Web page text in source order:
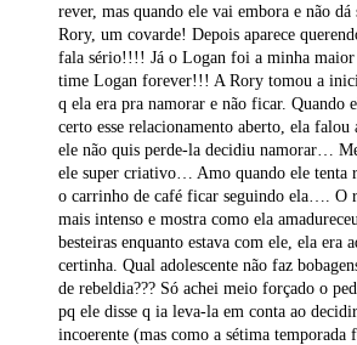
rever, mas quando ele vai embora e não dá
Rory, um covarde! Depois aparece
fala sério!!!! Já o Logan foi a minha maior
time Logan forever!!! A Rory tomou a
q ela era pra namorar e não ficar. Quando
certo esse relacionamento aberto, ela falou
ele não quis perde-la decidiu namorar…
ele super criativo… Amo quando ele tenta
o carrinho de café ficar seguindo ela…. O
mais intenso e mostra como ela
besteiras enquanto estava com ele, ela era
certinha. Qual adolescente não faz
de rebeldia??? Só achei meio forçado o
pq ele disse q ia leva-la em conta ao
incoerente (mas como a sétima temporada